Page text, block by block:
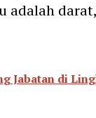
adalah
Jabatan di